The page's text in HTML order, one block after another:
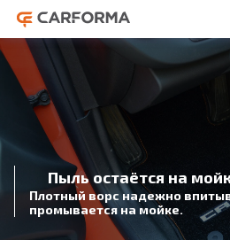
Пыль остаётся на
Плотный ворс надежно
промывается на мойке.